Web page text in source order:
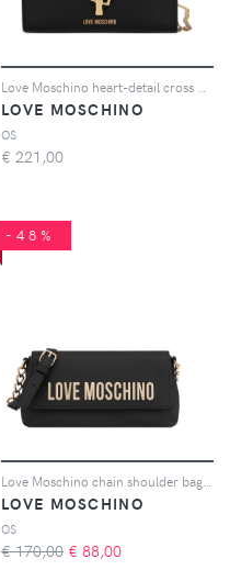
LOVE MOSCHINO
OS
€ 221,00
-48%
LOVE MOSCHINO
OS
€ 170,00 € 88,00